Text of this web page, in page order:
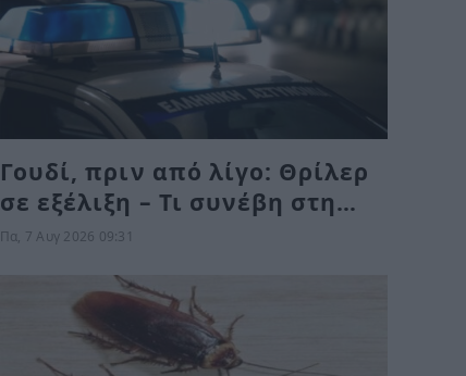
Γουδί, πριν από λίγο: Θρίλερ
σε εξέλιξη – Τι συνέβη στη
γυναίκα στη
Πα, 7 Αυγ 2026 09:31